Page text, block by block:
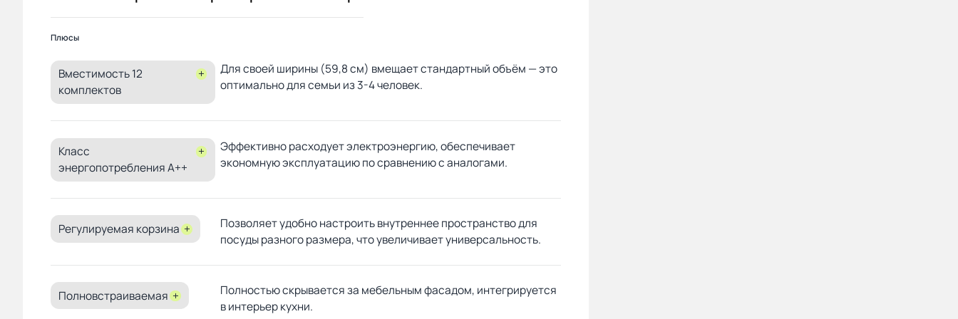
Плюсы
Вместимость 12
комплектов
+
Для своей ширины (59,8 см) вмещает стандартный объём — это
оптимально для семьи из 3-4 человек.
Класс
энергопотребления A++
+
Эффективно расходует электроэнергию, обеспечивает
экономную эксплуатацию по сравнению с аналогами.
Регулируемая корзина +
Позволяет удобно настроить внутреннее пространство для
посуды разного размера, что увеличивает универсальность.
Полновстраиваемая +
Полностью скрывается за мебельным фасадом, интегрируется
в интерьер кухни.